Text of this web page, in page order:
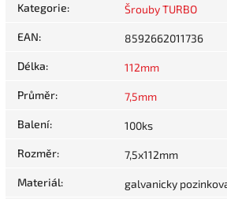
Kategorie: Šrouby TURBO
EAN: 8592662011736
Délka: 112mm
Průměr: 7,5mm
Balení: 100ks
Rozměr: 7,5x112mm
Materiál: galvanicky